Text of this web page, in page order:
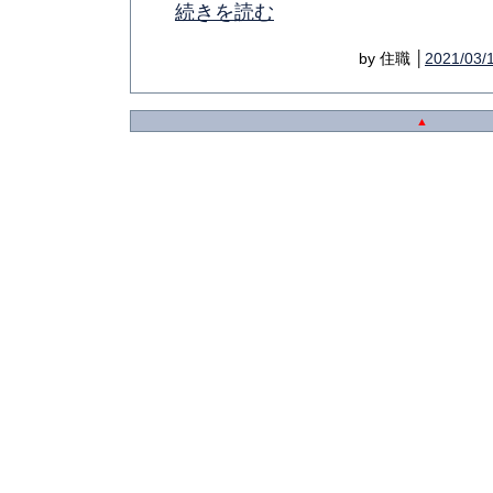
続きを読む
by 住職 │ 2021/03/
▲